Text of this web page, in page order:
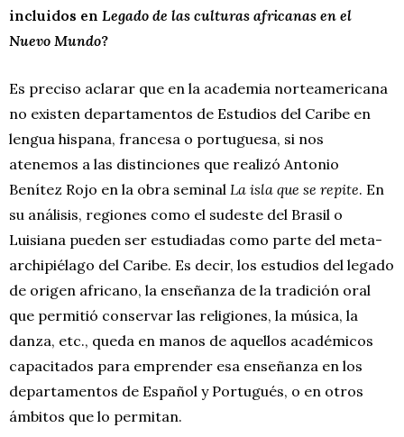
incluidos en Legado de las culturas africanas en el
Nuevo Mundo?
Es preciso aclarar que en la academia norteamericana
no existen departamentos de Estudios del Caribe en
lengua hispana, francesa o portuguesa, si nos
atenemos a las distinciones que realizó Antonio
Benítez Rojo en la obra seminal La isla que se repite. En
su análisis, regiones como el sudeste del Brasil o
Luisiana pueden ser estudiadas como parte del meta-
archipiélago del Caribe. Es decir, los estudios del legado
de origen africano, la enseñanza de la tradición oral
que permitió conservar las religiones, la música, la
danza, etc., queda en manos de aquellos académicos
capacitados para emprender esa enseñanza en los
departamentos de Español y Portugués, o en otros
ámbitos que lo permitan.